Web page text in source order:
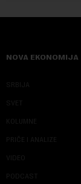
NOVA EKONOMIJA
SRBIJA
SVET
KOLUMNE
PRIČE I ANALIZE
VIDEO
PODCAST